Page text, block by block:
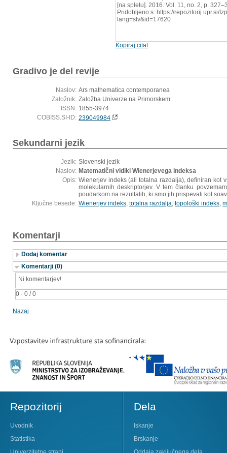
[na spletu]. 2016. Vol. 11, no. 2, p.
Pridobljeno s: https://repozitorij.upr.si/
lang=slv&id=17620
Kopiraj citat
Gradivo je del revije
Naslov: Ars mathematica contemporanea
Založnik: Založba Univerze na Primorskem
ISSN: 1855-3974
COBISS.SI-ID: 239049984
Sekundarni jezik
Jezik: Slovenski jezik
Naslov: Matematični vidiki Wienerjevega indeksa
Opis: Wienerjev indeks (ali totalna razdalja), definiran kot
molekularnih deskriptorjev. V tem članku
poudarkom na rezultatih, ki smo jih prispevali kot
Ključne besede: Wienerjev indeks, totalna razdalja, topološki indeks,
Komentarji
Dodaj komentar
Komentarji (0)
0 - 0 / 0
Ni komentarjev!
Nazaj
Repozitorij
Uvodnik
Statistika
Dela
Iskanje
Brskanje